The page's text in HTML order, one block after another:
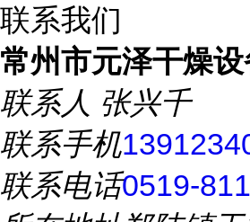
联系我们
常州市元泽干燥设
联系人 张兴千
联系手机
联系电话0519-